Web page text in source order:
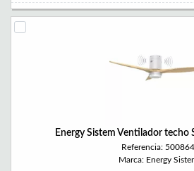
Energy Sistem Ventilador
Referencia: 500864
Marca: Energy